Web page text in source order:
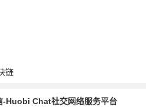
链
-Huobi Chat社交网络服务平台